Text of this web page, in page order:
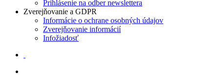
Prihlásenie na odber newslettera
Zverejňovanie a GDPR
Informácie o ochrane osobných údajov
Zverejňovanie informácií
Infožiadosť